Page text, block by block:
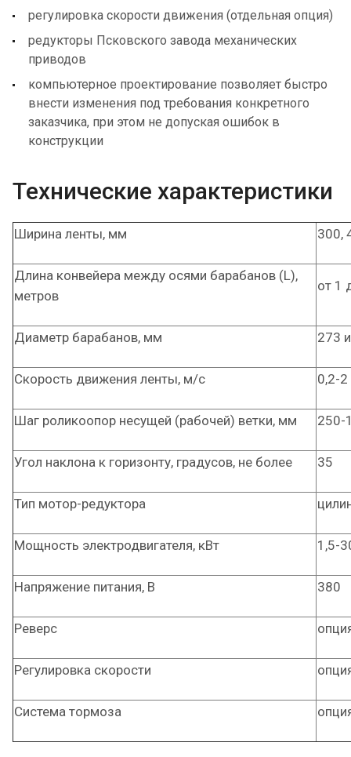
регулировка скорости движения (отдельная опция)
редукторы Псковского завода механических
приводов
компьютерное проектирование позволяет быстро
внести изменения под требования конкретного
заказчика, при этом не допуская ошибок в
конструкции
Технические характеристики
Ширина ленты, мм 300,
Длина конвейера между осями барабанов (L),
метров
от 1
Диаметр барабанов, мм 273
Скорость движения ленты, м/с 0,2-2
Шаг роликоопор несущей (рабочей) ветки, мм 250-
Угол наклона к горизонту, градусов, не более 35
Тип мотор-редуктора
Мощность электродвигателя, кВт 1,5-
Напряжение питания, В 380
Реверс
Регулировка скорости
Система тормоза